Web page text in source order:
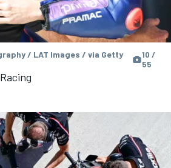
/ LAT Images / via Getty
10 /
55